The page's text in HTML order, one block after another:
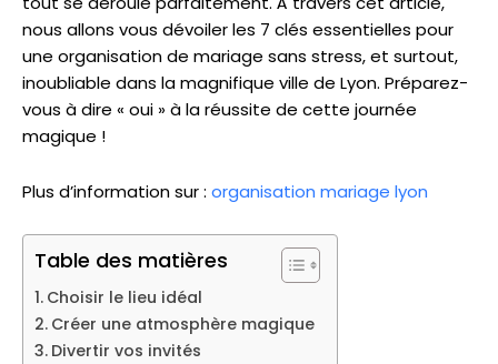
nous allons vous dévoiler les 7 clés essentielles pour
une organisation de mariage sans stress, et surtout,
inoubliable dans la magnifique ville de Lyon. Préparez-
vous à dire « oui » à la réussite de cette journée
magique !
Plus d’information sur : organisation mariage lyon
Table des matières
Choisir le lieu idéal
Créer une atmosphère magique
Divertir vos invités